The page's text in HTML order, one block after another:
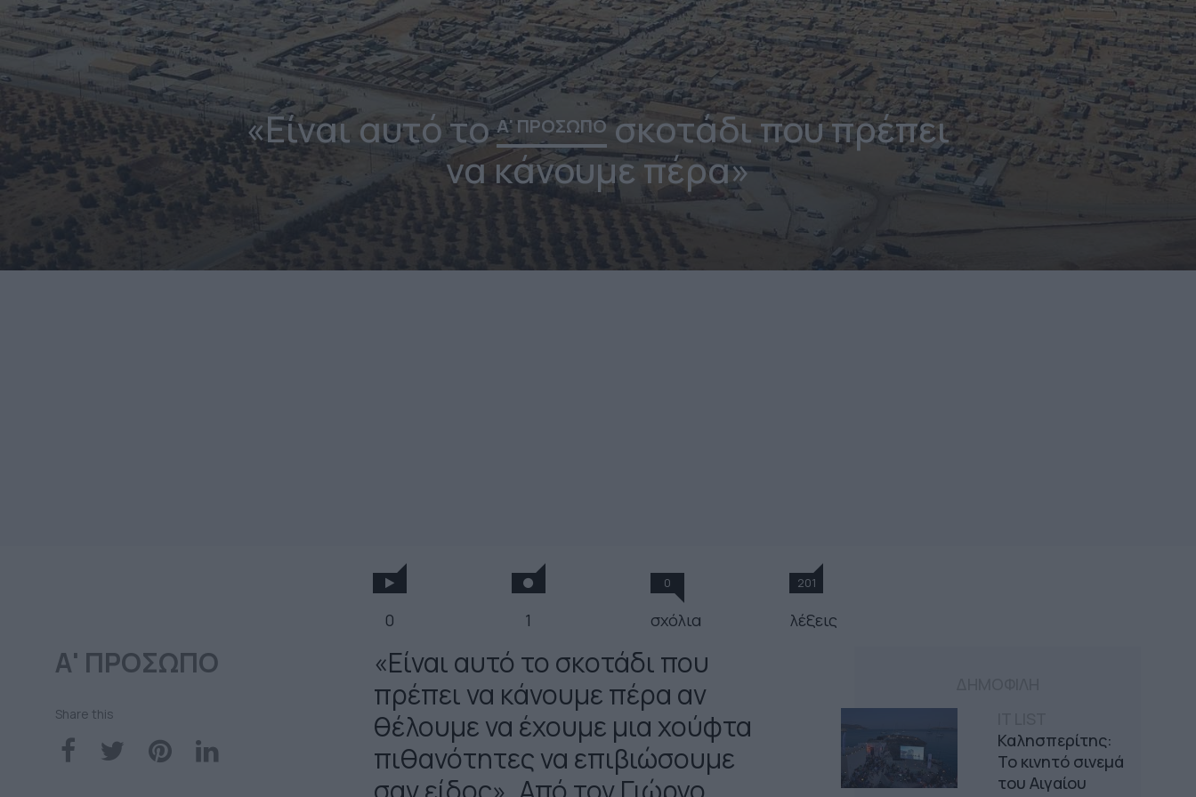
«Είναι αυτό τοΑ' ΠΡΟΣΩΠΟσκοτάδι που πρέπει
να κάνουμε πέρα»
0 1
0
σχόλια
201
λέξεις
Α' ΠΡΟΣΩΠΟ
Share this
Καλησπερίτης:
Το κινητό σινεμά
του Αιγαίου
«Είναι αυτό το σκοτάδι που
πρέπει να κάνουμε πέρα αν
θέλουμε να έχουμε μια χούφτα
πιθανότητες να επιβιώσουμε